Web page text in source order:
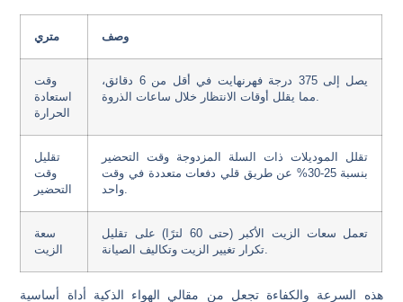
متري وصف
وقت
استعادة
الحرارة
يصل إلى 375 درجة فهرنهايت في أقل من 6 دقائق،
تقليل
وقت
التحضير
تقلل الموديلات ذات السلة المزدوجة وقت التحضير
بنسبة 25-30% عن طريق قلي دفعات متعددة في وقت
سعة
الزيت
تعمل سعات الزيت الأكبر (حتى 60 لترًا) على تقليل
هذه السرعة والكفاءة تجعل من مقالي الهواء الذكية أداة أساسية